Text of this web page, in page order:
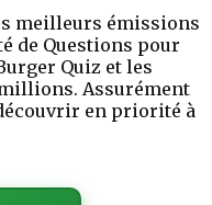
meilleurs émissions
de Questions pour
Quiz et les
Assurément
en priorité à